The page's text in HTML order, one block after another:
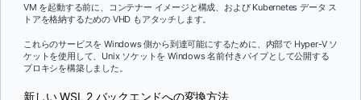
VM を起動する前に、コンテナー イメージと構成、および Kubernetes データ ス
トアを格納するための VHD もアタッチします。
これらのサービスを Windows 側から到達可能にするために、内部で Hyper-V ソ
ケットを使用して、Unix ソケットを Windows 名前付きパイプとして公開する
プロキシを構築しました。
新しい WSL 2 バックエンドへの変換方法